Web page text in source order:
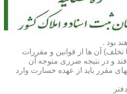
بود .
تخلف) آن ها از قوانین و مقررات
افتد و در نتیجه ضرری متوجه آن
مقرر باید از عهده خسارت وارد